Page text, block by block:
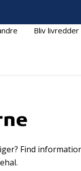
Bliv livredder
Find